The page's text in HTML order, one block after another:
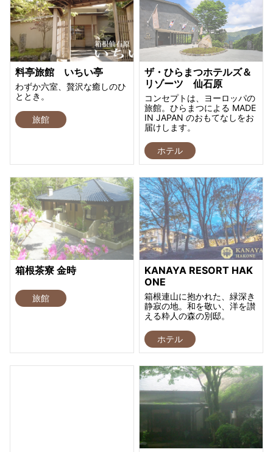
料亭旅館 いちい亭
わずか六室、贅沢な癒しのひ
ととき。
旅館
ザ・ひらまつホテルズ＆
リゾーツ 仙石原
コンセプトは、ヨーロッパの
旅館。ひらまつによる MADE
IN JAPAN のおもてなしをお
届けします。
ホテル
箱根茶寮 金時
旅館
KANAYA RESORT HAK
ONE
箱根連山に抱かれた、緑深き
静寂の地。和を敬い、洋を讃
える粋人の森の別邸。
ホテル